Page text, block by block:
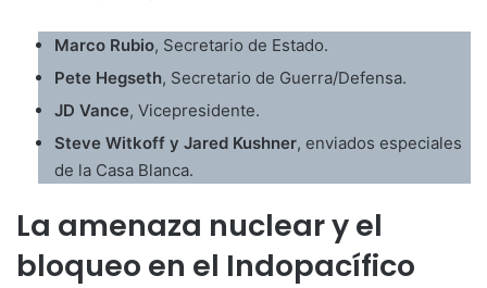
Marco Rubio, Secretario de Estado.
Pete Hegseth, Secretario de Guerra/Defensa.
JD Vance, Vicepresidente.
Steve Witkoff y Jared Kushner, enviados especiales
de la Casa Blanca.
La amenaza nuclear y el
bloqueo en el Indopacífico